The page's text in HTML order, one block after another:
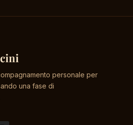
personale per
una fase di